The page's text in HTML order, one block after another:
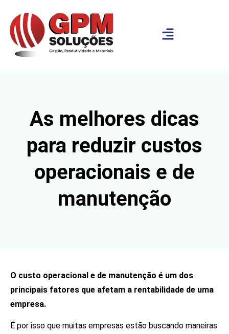
As melhores dicas
para reduzir custos
operacionais e de
manutenção
O custo operacional e de manutenção é um dos
principais fatores que afetam a rentabilidade de uma
empresa.
É por isso que muitas empresas estão buscando maneiras